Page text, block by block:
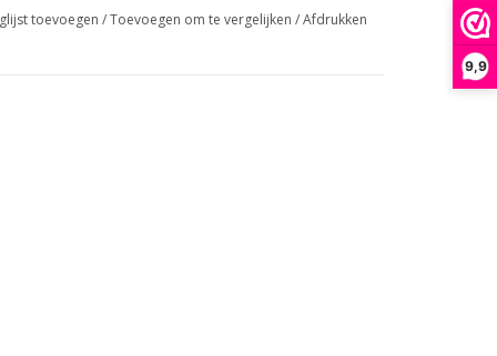
9,9
toevoegen /Toevoegen om te vergelijken /Afdrukken